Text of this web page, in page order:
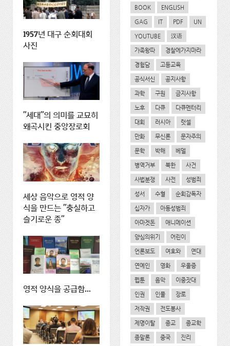
1957년 대구 순회대회
사진
"세대"의 의미를 교묘히
왜곡시킨 중앙장로회
세상 음악으로 영적 양
식을 만드는 "충실하고
슬기로운 종"
영적 양식을 공급함...
BOOK ENGLISH
GAG IT PDF UN
YOUTUBE 汉语
가족왕따 경찰에가지마라
경험담 고등교육
공식서신 공지사항
과학 구원 금지사항
노후 다큐 다큐멘터리
대회 러시아 럿셀
만화 무신론 문자주의
문학 박해 베델
병역거부 북한 사건
사법분쟁 사전 성범죄
성서 수혈 순회감독자
십자가 아동성범죄
아마겟돈 애니메이션
양심의위기 어린이
언론보도 여호와 연대
연예인 영화 우울증
웹툰 음악 이중잣대
인권 인물 장로
저작권 전도봉사
제명이탈 종교 종교학
종말론 중국 진리